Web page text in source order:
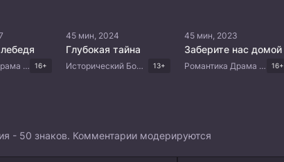
Романтика Драма Корейские дорамы 16+
45 мин, 2024
Глубокая тайна
Исторический Боевик Криминал Триллер Китайские дорамы 13+
45 мин, 2023
Заберите нас домой
Романтика Драма Китайские дорамы 16+
- 50 знаков. Комментарии модерируются